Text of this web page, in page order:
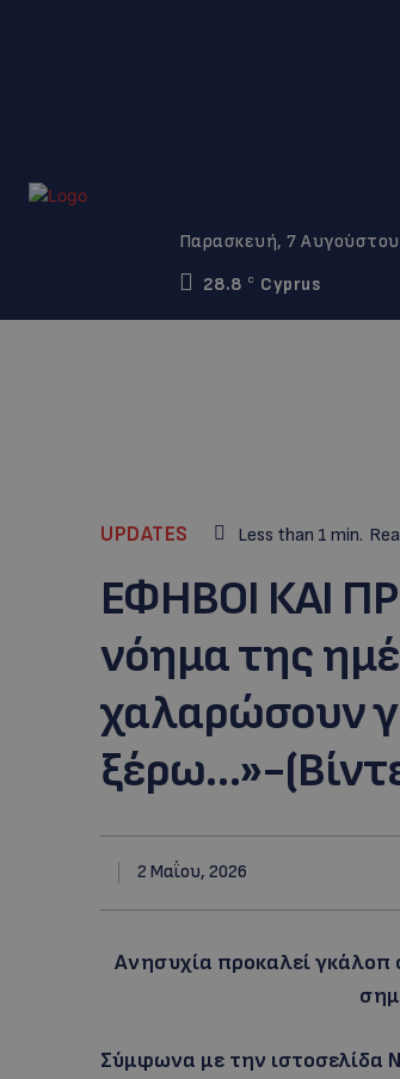
Παρασκευή, 7
28.8
C Cyprus
UPDATES Less than 1 min.
ΕΦΗΒΟΙ ΚΑΙ
νόημα της
χαλαρώσουν
ξέρω…»-
2 Μαΐου, 2026
Ανησυχία προκαλεί γκάλοπ
Σύμφωνα με την ιστοσελίδα